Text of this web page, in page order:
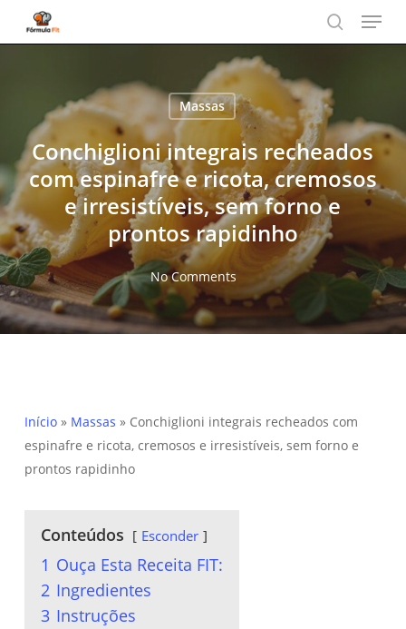
search
Menu
Massas
Conchiglioni integrais recheados
com espinafre e ricota, cremosos
e irresistíveis, sem forno e
prontos rapidinho
No Comments
Início» Massas » Conchiglioni integrais recheados com
espinafre e ricota, cremosos e irresistíveis, sem forno e
prontos rapidinho
Conteúdos Esconder
1 Ouça Esta Receita FIT:
2 Ingredientes
3 Instruções